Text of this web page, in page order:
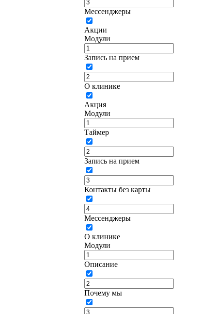
Мессенджеры
Акции
Модули
Запись на прием
О клинике
Акция
Модули
Таймер
Запись на прием
Контакты без карты
Мессенджеры
О клинике
Модули
Описание
Почему мы